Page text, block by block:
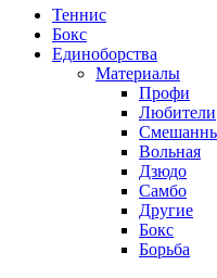
Теннис
Бокс
Единоборства
Материалы
Профи
Любители
Вольная
Дзюдо
Самбо
Другие
Бокс
Борьба